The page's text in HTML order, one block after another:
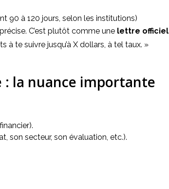
90 à 120 jours, selon les institutions)
C’est plutôt comme une lettre
te suivre jusqu’à X dollars, à tel taux. »
la nuance importante
son secteur, son évaluation, etc.).